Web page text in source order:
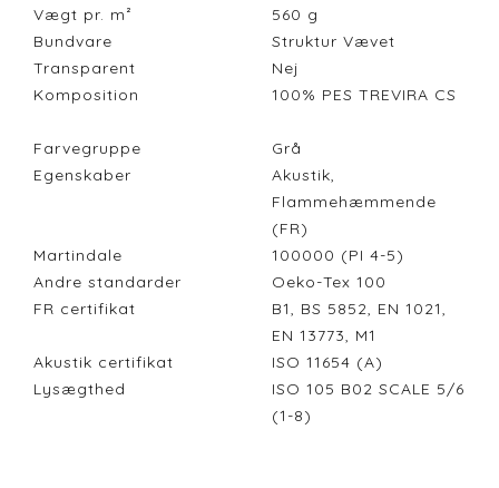
Vægt pr. m²
560 g
Bundvare
Struktur Vævet
Transparent
Nej
Komposition
100% PES TREVIRA CS
Farvegruppe
Grå
Egenskaber
Akustik,
Flammehæmmende
(FR)
Martindale
100000 (PI 4-5)
Andre standarder
Oeko-Tex 100
FR certifikat
B1, BS 5852, EN 1021,
EN 13773, M1
Akustik certifikat
ISO 11654 (A)
Lysægthed
ISO 105 B02 SCALE 5/6
(1-8)